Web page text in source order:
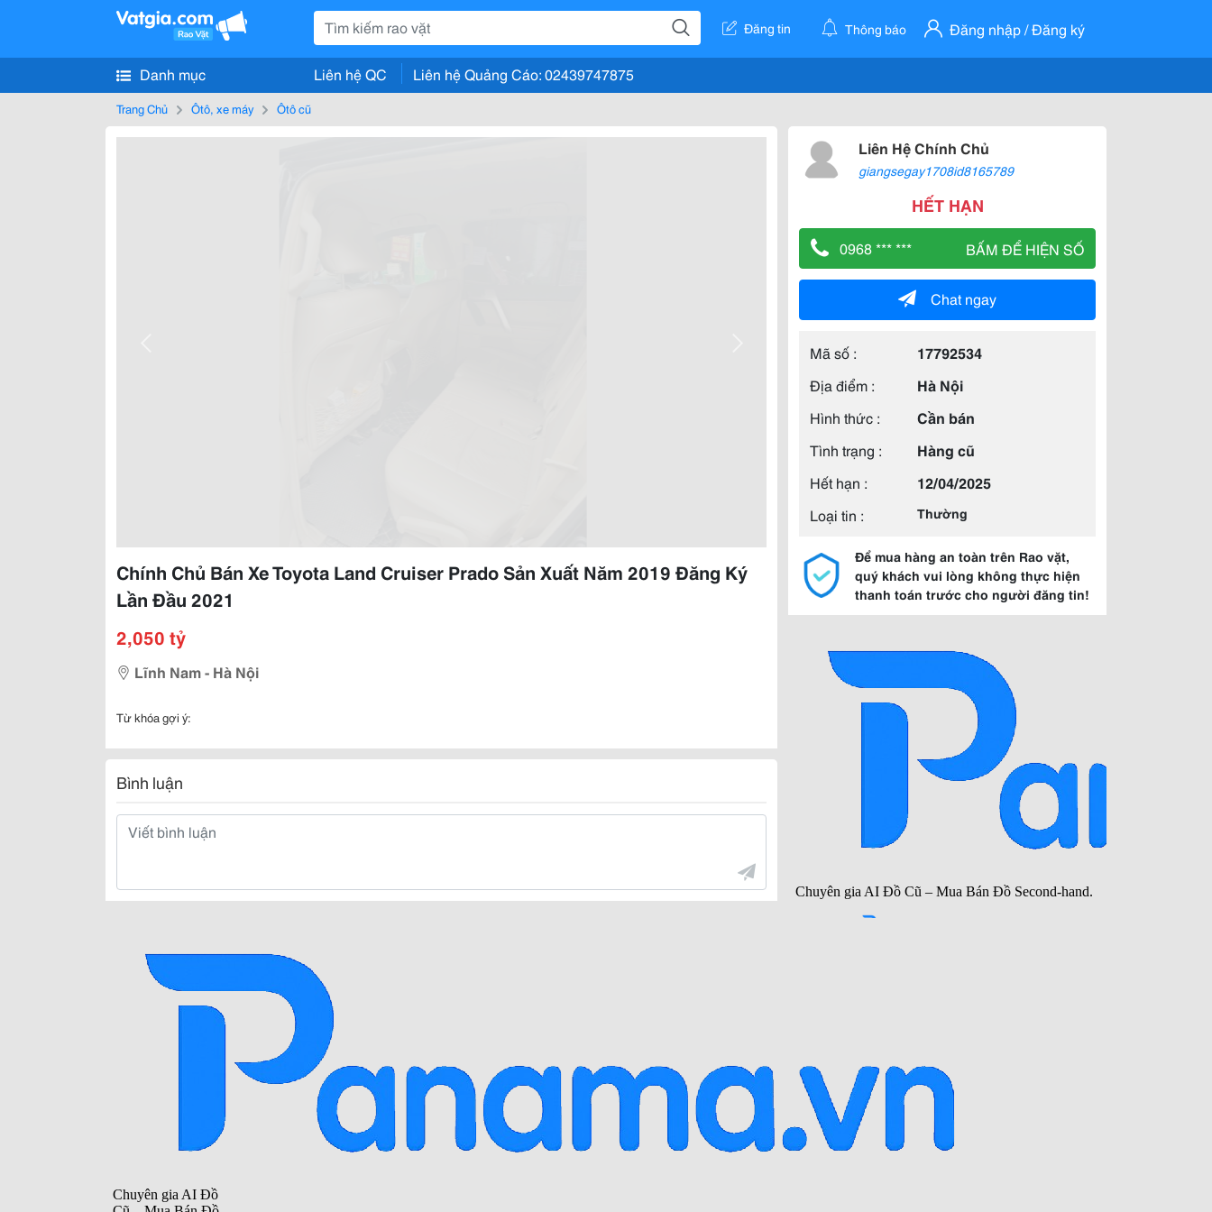
Đăng tin Thông báo Đăng nhập / Đăng ký
Danh mục Liên hệ QC Liên hệ Quảng Cáo: 02439747875
Trang Chủ Ôtô, xe máy Ôtô cũ
Chính Chủ Bán Xe Toyota Land Cruiser Prado Sản Xuất Năm 2019 Đăng Ký
Lần Đầu 2021
2,050 tỷ
Lĩnh Nam - Hà Nội
Từ khóa gợi ý:
Bình luận
Liên Hệ Chính Chủ
giangsegay1708id8165789
HẾT HẠN
0968 *** *** BẤM ĐỂ HIỆN SỐ
Chat ngay
Mã số :
17792534
Địa điểm :
Hà Nội
Hình thức :
Cần bán
Tình trạng :
Hàng cũ
Hết hạn :
12/04/2025
Loại tin :
Thường
Để mua hàng an toàn trên Rao vặt,
quý khách vui lòng không thực hiện
thanh toán trước cho người đăng tin!